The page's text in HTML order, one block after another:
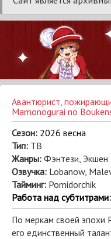
Mamonogurai no
Сезон: 2026 весна
Тип: ТВ
Жанры: Фэнтези, Экшен
Озвучка: Lobanow,
Тайминг: Pomidorchik
Работа над субтитрами:
По меркам своей эпохи
его единственный